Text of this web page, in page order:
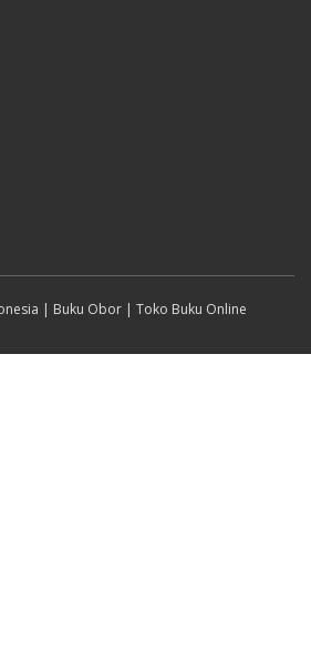
| Buku Obor | Toko Buku Online